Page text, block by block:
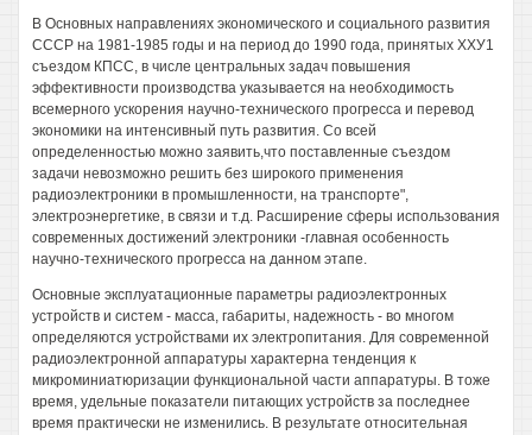
В Основных направлениях экономического и социального развития
СССР на 1981-1985 годы и на период до 1990 года, принятых ХХУ1
съездом КПСС, в числе центральных задач повышения
эффективности производства указывается на необходимость
всемерного ускорения научно-технического прогресса и перевод
экономики на интенсивный путь развития. Со всей
определенностью можно заявить,что поставленные съездом
задачи невозможно решить без широкого применения
радиоэлектроники в промышленности, на транспорте",
электроэнергетике, в связи и т.д. Расширение сферы использования
современных достижений электроники -главная особенность
научно-технического прогресса на данном этапе.
Основные эксплуатационные параметры радиоэлектронных
устройств и систем - масса, габариты, надежность - во многом
определяются устройствами их электропитания. Для современной
радиоэлектронной аппаратуры характерна тенденция к
микроминиатюризации функциональной части аппаратуры. В тоже
время, удельные показатели питающих устройств за последнее
время практически не изменились. В результате относительная